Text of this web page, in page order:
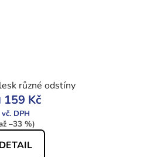
různé odstíny
159 Kč
–33 %)
DETAIL